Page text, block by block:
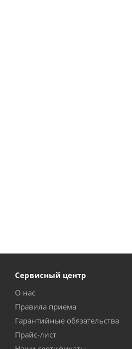
Сервисный центр
О нас
Правила приема
Гарантийные обязательства
Прайс-лист